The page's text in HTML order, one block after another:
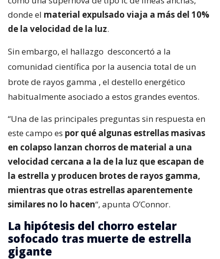
donde el material expulsado viaja a más del 10%
de la velocidad de la luz.
Sin embargo, el hallazgo desconcertó a la
comunidad científica por la ausencia total de un
brote de rayos gamma , el destello energético
habitualmente asociado a estos grandes eventos.
“Una de las principales preguntas sin respuesta en
este campo es por qué algunas estrellas masivas
en colapso lanzan chorros de material a una
velocidad cercana a la de la luz que escapan de
la estrella y producen brotes de rayos gamma,
mientras que otras estrellas aparentemente
similares no lo hacen“, apunta O’Connor.
La hipótesis del chorro estelar
sofocado tras muerte de estrella
gigante